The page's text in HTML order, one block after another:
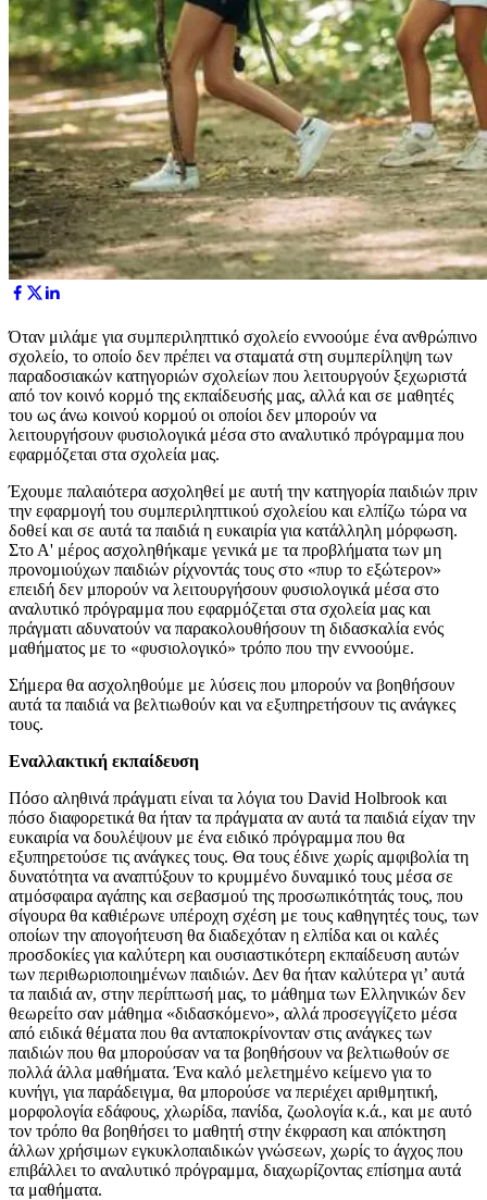
Όταν μιλάμε για συμπεριληπτικό σχολείο εννοούμε ένα ανθρώπινο
σχολείο, το οποίο δεν πρέπει να σταματά στη συμπερίληψη των
παραδοσιακών κατηγοριών σχολείων που λειτουργούν ξεχωριστά
από τον κοινό κορμό της εκπαίδευσής μας, αλλά και σε μαθητές
του ως άνω κοινού κορμού οι οποίοι δεν μπορούν να
λειτουργήσουν φυσιολογικά μέσα στο αναλυτικό πρόγραμμα που
εφαρμόζεται στα σχολεία μας.
Έχουμε παλαιότερα ασχοληθεί με αυτή την κατηγορία παιδιών πριν
την εφαρμογή του συμπεριληπτικού σχολείου και ελπίζω τώρα να
δοθεί και σε αυτά τα παιδιά η ευκαιρία για κατάλληλη μόρφωση.
Στο Α' μέρος ασχοληθήκαμε γενικά με τα προβλήματα των μη
προνομιούχων παιδιών ρίχνοντάς τους στο «πυρ το εξώτερον»
επειδή δεν μπορούν να λειτουργήσουν φυσιολογικά μέσα στο
αναλυτικό πρόγραμμα που εφαρμόζεται στα σχολεία μας και
πράγματι αδυνατούν να παρακολουθήσουν τη διδασκαλία ενός
μαθήματος με το «φυσιολογικό» τρόπο που την εννοούμε.
Σήμερα θα ασχοληθούμε με λύσεις που μπορούν να βοηθήσουν
αυτά τα παιδιά να βελτιωθούν και να εξυπηρετήσουν τις ανάγκες
τους.
Εναλλακτική εκπαίδευση
Πόσο αληθινά πράγματι είναι τα λόγια του David Holbrook και
πόσο διαφορετικά θα ήταν τα πράγματα αν αυτά τα παιδιά είχαν την
ευκαιρία να δουλέψουν με ένα ειδικό πρόγραμμα που θα
εξυπηρετούσε τις ανάγκες τους. Θα τους έδινε χωρίς αμφιβολία τη
δυνατότητα να αναπτύξουν το κρυμμένο δυναμικό τους μέσα σε
ατμόσφαιρα αγάπης και σεβασμού της προσωπικότητάς τους, που
σίγουρα θα καθιέρωνε υπέροχη σχέση με τους καθηγητές τους, των
οποίων την απογοήτευση θα διαδεχόταν η ελπίδα και οι καλές
προσδοκίες για καλύτερη και ουσιαστικότερη εκπαίδευση αυτών
των περιθωριοποιημένων παιδιών. Δεν θα ήταν καλύτερα γι’ αυτά
τα παιδιά αν, στην περίπτωσή μας, το μάθημα των Ελληνικών δεν
θεωρείτο σαν μάθημα «διδασκόμενο», αλλά προσεγγίζετο μέσα
από ειδικά θέματα που θα ανταποκρίνονταν στις ανάγκες των
παιδιών που θα μπορούσαν να τα βοηθήσουν να βελτιωθούν σε
πολλά άλλα μαθήματα. Ένα καλό μελετημένο κείμενο για το
κυνήγι, για παράδειγμα, θα μπορούσε να περιέχει αριθμητική,
μορφολογία εδάφους, χλωρίδα, πανίδα, ζωολογία κ.ά., και με αυτό
τον τρόπο θα βοηθήσει το μαθητή στην έκφραση και απόκτηση
άλλων χρήσιμων εγκυκλοπαιδικών γνώσεων, χωρίς το άγχος που
επιβάλλει το αναλυτικό πρόγραμμα, διαχωρίζοντας επίσημα αυτά
τα μαθήματα.